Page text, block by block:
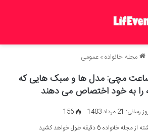
مجله خانواده»عمومی
مچی: مدل ها و سبک هایی که
را به خود اختصاص می دهند
21 مرداد 1403
156
6 دقیقه طول خواهد کشید